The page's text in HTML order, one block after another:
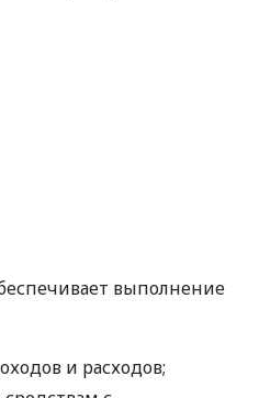
выполнение
и расходов;